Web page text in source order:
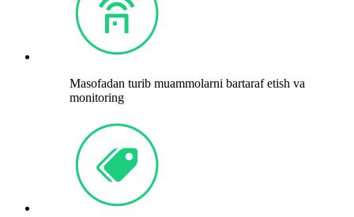
Masofadan turib muammolarni bartaraf etish va
monitoring